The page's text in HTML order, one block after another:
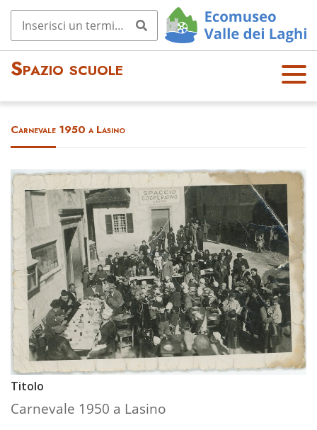
Spazio scuole
OPE
N
Carnevale 1950 a Lasino
Titolo
Carnevale 1950 a Lasino